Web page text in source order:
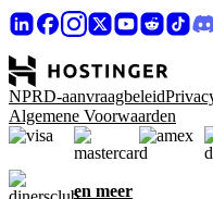
NPRD-aanvraagbeleid
Algemene Voorwaarden
en meer